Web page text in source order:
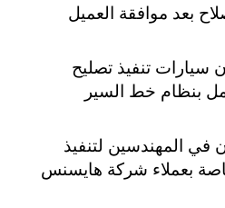
بعد موافقة العميل
سيارات تنفيذ تصليح
بنظام خط السير
في المهندسين لتنفيذ
بعملاء شركة هايسنس